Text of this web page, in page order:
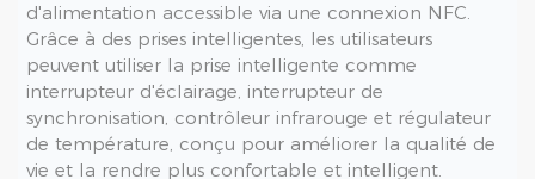
d'alimentation accessible via une connexion NFC.
Grâce à des prises intelligentes, les utilisateurs
peuvent utiliser la prise intelligente comme
interrupteur d'éclairage, interrupteur de
synchronisation, contrôleur infrarouge et régulateur
de température, conçu pour améliorer la qualité de
vie et la rendre plus confortable et intelligent.